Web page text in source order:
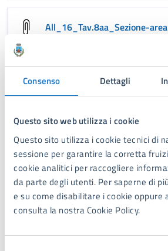
Consenso Dettagli
Questo sito web utilizza i cookie
Questo sito utilizza i cookie tecnici di
sessione per garantire la corretta
cookie analitici per raccogliere
da parte degli utenti. Per saperne di
e su come disabilitare i cookie oppure
consulta la nostra Cookie Policy.
All_16_Tav.8aa_Sezione-
All_17_Tav.9_Profilo-
All_18_6b_-Computo-
All_19_ANALISI-PREZZI
All_20_schema_convenzione